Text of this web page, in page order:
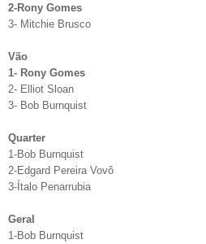
2-Rony Gomes
3- Mitchie Brusco
Vão
1- Rony Gomes
2- Elliot Sloan
3- Bob Burnquist
Quarter
1-Bob Burnquist
2-Edgard Pereira Vovô
3-Ítalo Penarrubia
Geral
1-Bob Burnquist